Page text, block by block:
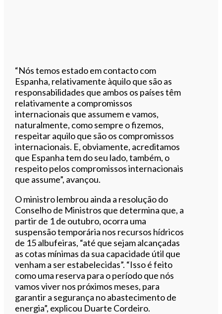
“Nós temos estado em contacto com
Espanha, relativamente àquilo que são as
responsabilidades que ambos os países têm
relativamente a compromissos
internacionais que assumem e vamos,
naturalmente, como sempre o fizemos,
respeitar aquilo que são os compromissos
internacionais. E, obviamente, acreditamos
que Espanha tem do seu lado, também, o
respeito pelos compromissos internacionais
que assume”, avançou.
O ministro lembrou ainda a resolução do
Conselho de Ministros que determina que, a
partir de 1 de outubro, ocorra uma
suspensão temporária nos recursos hídricos
de 15 albufeiras, “até que sejam alcançadas
as cotas mínimas da sua capacidade útil que
venham a ser estabelecidas”. “Isso é feito
como uma reserva para o período que nós
vamos viver nos próximos meses, para
garantir a segurança no abastecimento de
energia”, explicou Duarte Cordeiro.